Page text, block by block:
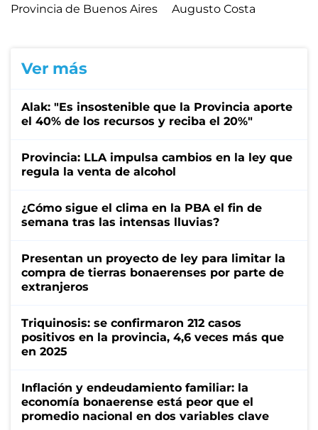
Provincia de Buenos Aires Augusto Costa
Ver más
Alak: "Es insostenible que la Provincia aporte
el 40% de los recursos y reciba el 20%"
Provincia: LLA impulsa cambios en la ley que
regula la venta de alcohol
¿Cómo sigue el clima en la PBA el fin de
semana tras las intensas lluvias?
Presentan un proyecto de ley para limitar la
compra de tierras bonaerenses por parte de
extranjeros
Triquinosis: se confirmaron 212 casos
positivos en la provincia, 4,6 veces más que
en 2025
Inflación y endeudamiento familiar: la
economía bonaerense está peor que el
promedio nacional en dos variables clave